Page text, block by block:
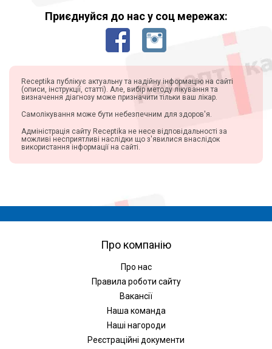
Приєднуйся до нас у соц мережах:
Receptika публікує актуальну та надійну інформацію на сайті
(описи, інструкції, статті). Але, вибір методу лікування та
визначення діагнозу може призначити тільки ваш лікар.
Самолікування може бути небезпечним для здоров'я.
Адміністрація сайту Receptika не несе відповідальності за
можливі несприятливі наслідки що з'явилися внаслідок
використання інформації на сайті.
Про компанію
Про нас
Правила роботи сайту
Вакансії
Наша команда
Наші нагороди
Реєстраційні документи